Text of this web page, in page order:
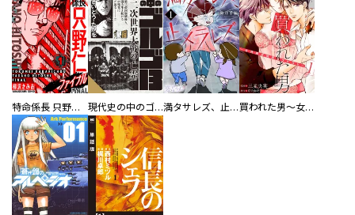
特命係長 只野仁ファイナル 愛蔵版 現代史の中のゴルゴ13 満タサレズ、止メラレズ 買われた男～女性限定快感セラピスト～【描き下ろしおまけ付き特装版】